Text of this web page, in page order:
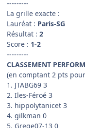
---------
La grille exacte :
Lauréat : Paris-SG
Résultat : 2
Score : 1-2
---------
CLASSEMENT
(en comptant 2 pts
1. JTABG69 3
2. Iles-Féroé 3
3. hippolytanicet 3
4. gilkman 0
5. Grege07-13 0